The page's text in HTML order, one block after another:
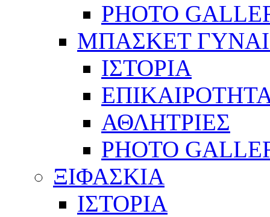
PHOTO
ΜΠΑΣΚΕΤ
ΙΣΤΟΡΙΑ
ΑΘΛΗΤΡΙΕΣ
PHOTO
ΞΙΦΑΣΚΙΑ
ΙΣΤΟΡΙΑ